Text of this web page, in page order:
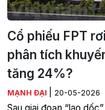
Cổ phiếu FPT
phân tích
tăng 24%?
MẠNH ĐẠI 20-05-2026